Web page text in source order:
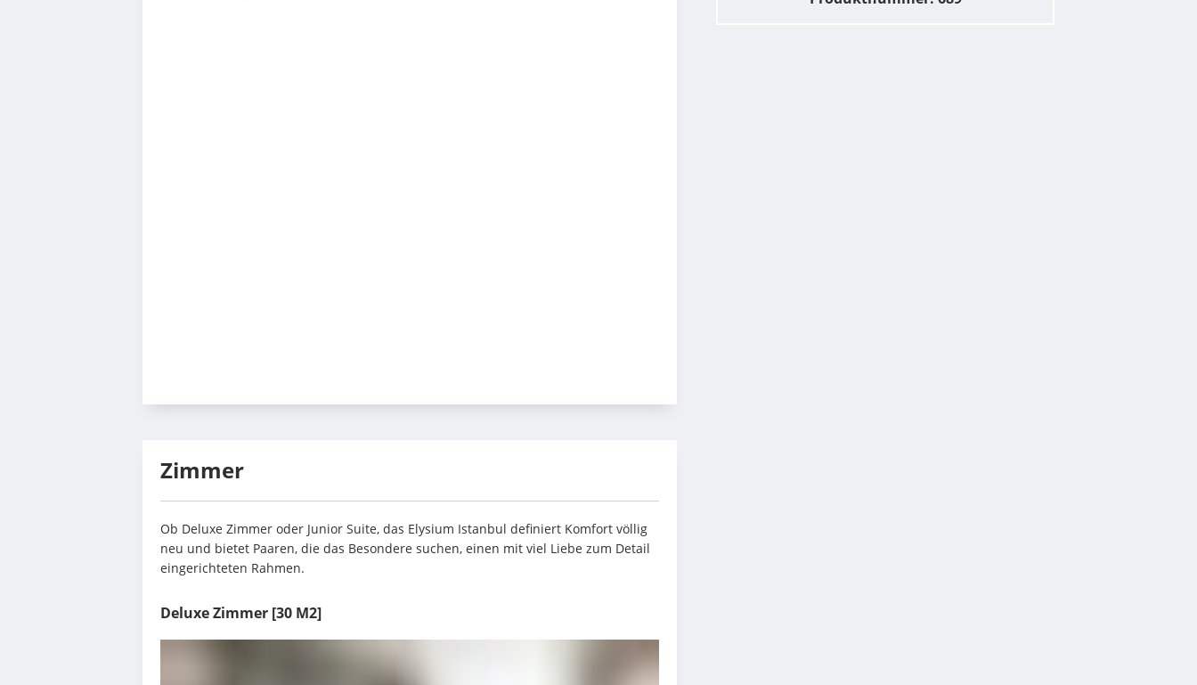
Zimmer
Ob Deluxe Zimmer oder Junior Suite, das Elysium Istanbul definiert Komfort völlig
neu und bietet Paaren, die das Besondere suchen, einen mit viel Liebe zum Detail
eingerichteten Rahmen.
Deluxe Zimmer [30 M2]